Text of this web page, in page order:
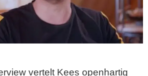
vertelt Kees openhartig